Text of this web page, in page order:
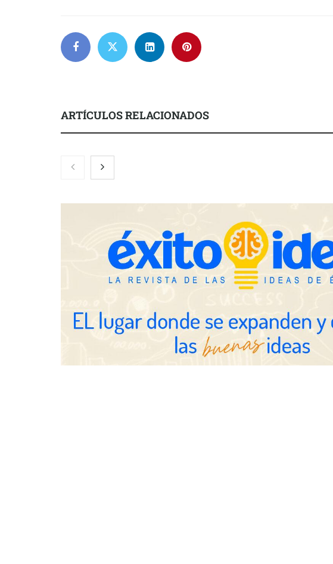
ARTÍCULOS RELACIONADOS
El nuevo mapa de zonas
tensionadas abre nuevos frentes
UrbanPay lanza en 19 mercados
europeos su solución de pagos
inmobiliarios: hasta 82% de ahorro
Gestoría Online reduce a unas
horas el alta de autónomo